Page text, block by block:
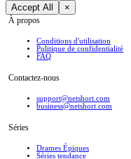
Accept All ×
À propos
Conditions d'utilisation
Politique de confidentialité
FAQ
Contactez-nous
support@netshort.com
business@netshort.com
Séries
Drames Épiques
Séries tendance